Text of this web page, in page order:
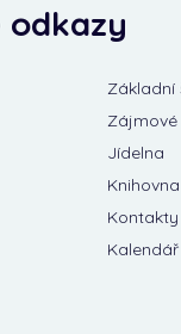
odkazy
Základní
Zájmové
Jídelna
Knihovna
Kontakty
Kalendář